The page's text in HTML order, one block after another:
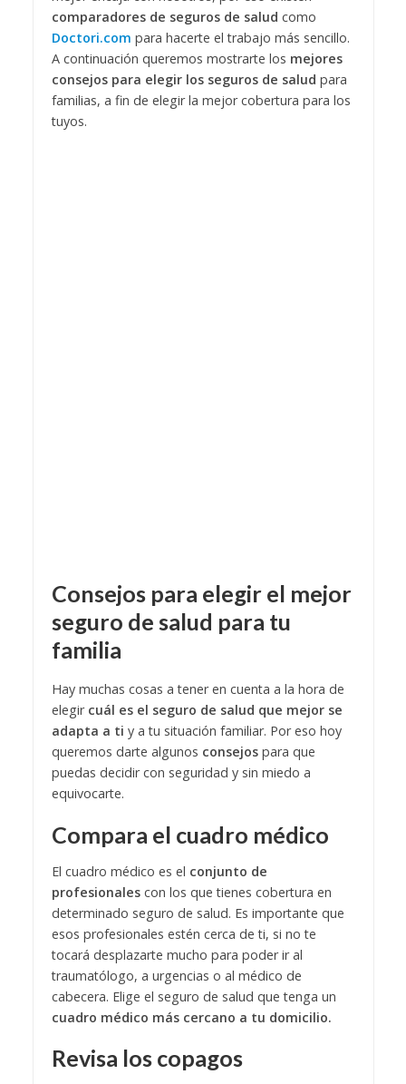
comparadores de seguros de salud como
Doctori.com para hacerte el trabajo más sencillo.
A continuación queremos mostrarte los mejores
consejos para elegir los seguros de salud para
familias, a fin de elegir la mejor cobertura para los
tuyos.
Consejos para elegir el mejor
seguro de salud para tu
familia
Hay muchas cosas a tener en cuenta a la hora de
elegir cuál es el seguro de salud que mejor se
adapta a ti y a tu situación familiar. Por eso hoy
queremos darte algunos consejos para que
puedas decidir con seguridad y sin miedo a
equivocarte.
Compara el cuadro médico
El cuadro médico es el conjunto de
profesionales con los que tienes cobertura en
determinado seguro de salud. Es importante que
esos profesionales estén cerca de ti, si no te
tocará desplazarte mucho para poder ir al
traumatólogo, a urgencias o al médico de
cabecera. Elige el seguro de salud que tenga un
cuadro médico más cercano a tu domicilio.
Revisa los copagos